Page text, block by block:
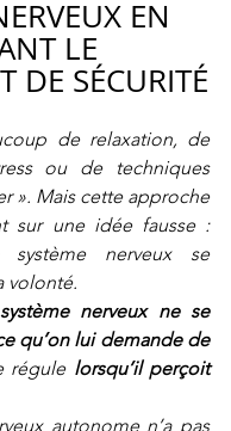
EN
LE
DE SÉCURITÉ
de relaxation, de
ou de techniques
». Mais cette approche
sur une idée fausse :
nerveux se
volonté.
nerveux ne se
qu’on lui demande de
régule lorsqu’il perçoit
autonome n’a pas